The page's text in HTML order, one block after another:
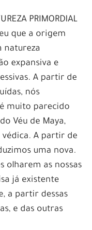
PRIMORDIAL
que a origem
natureza
expansiva e
A partir de
nós
muito parecido
Véu de Maya,
A partir de
uma nova.
olharem as nossas
já existente
a partir dessas
e das outras